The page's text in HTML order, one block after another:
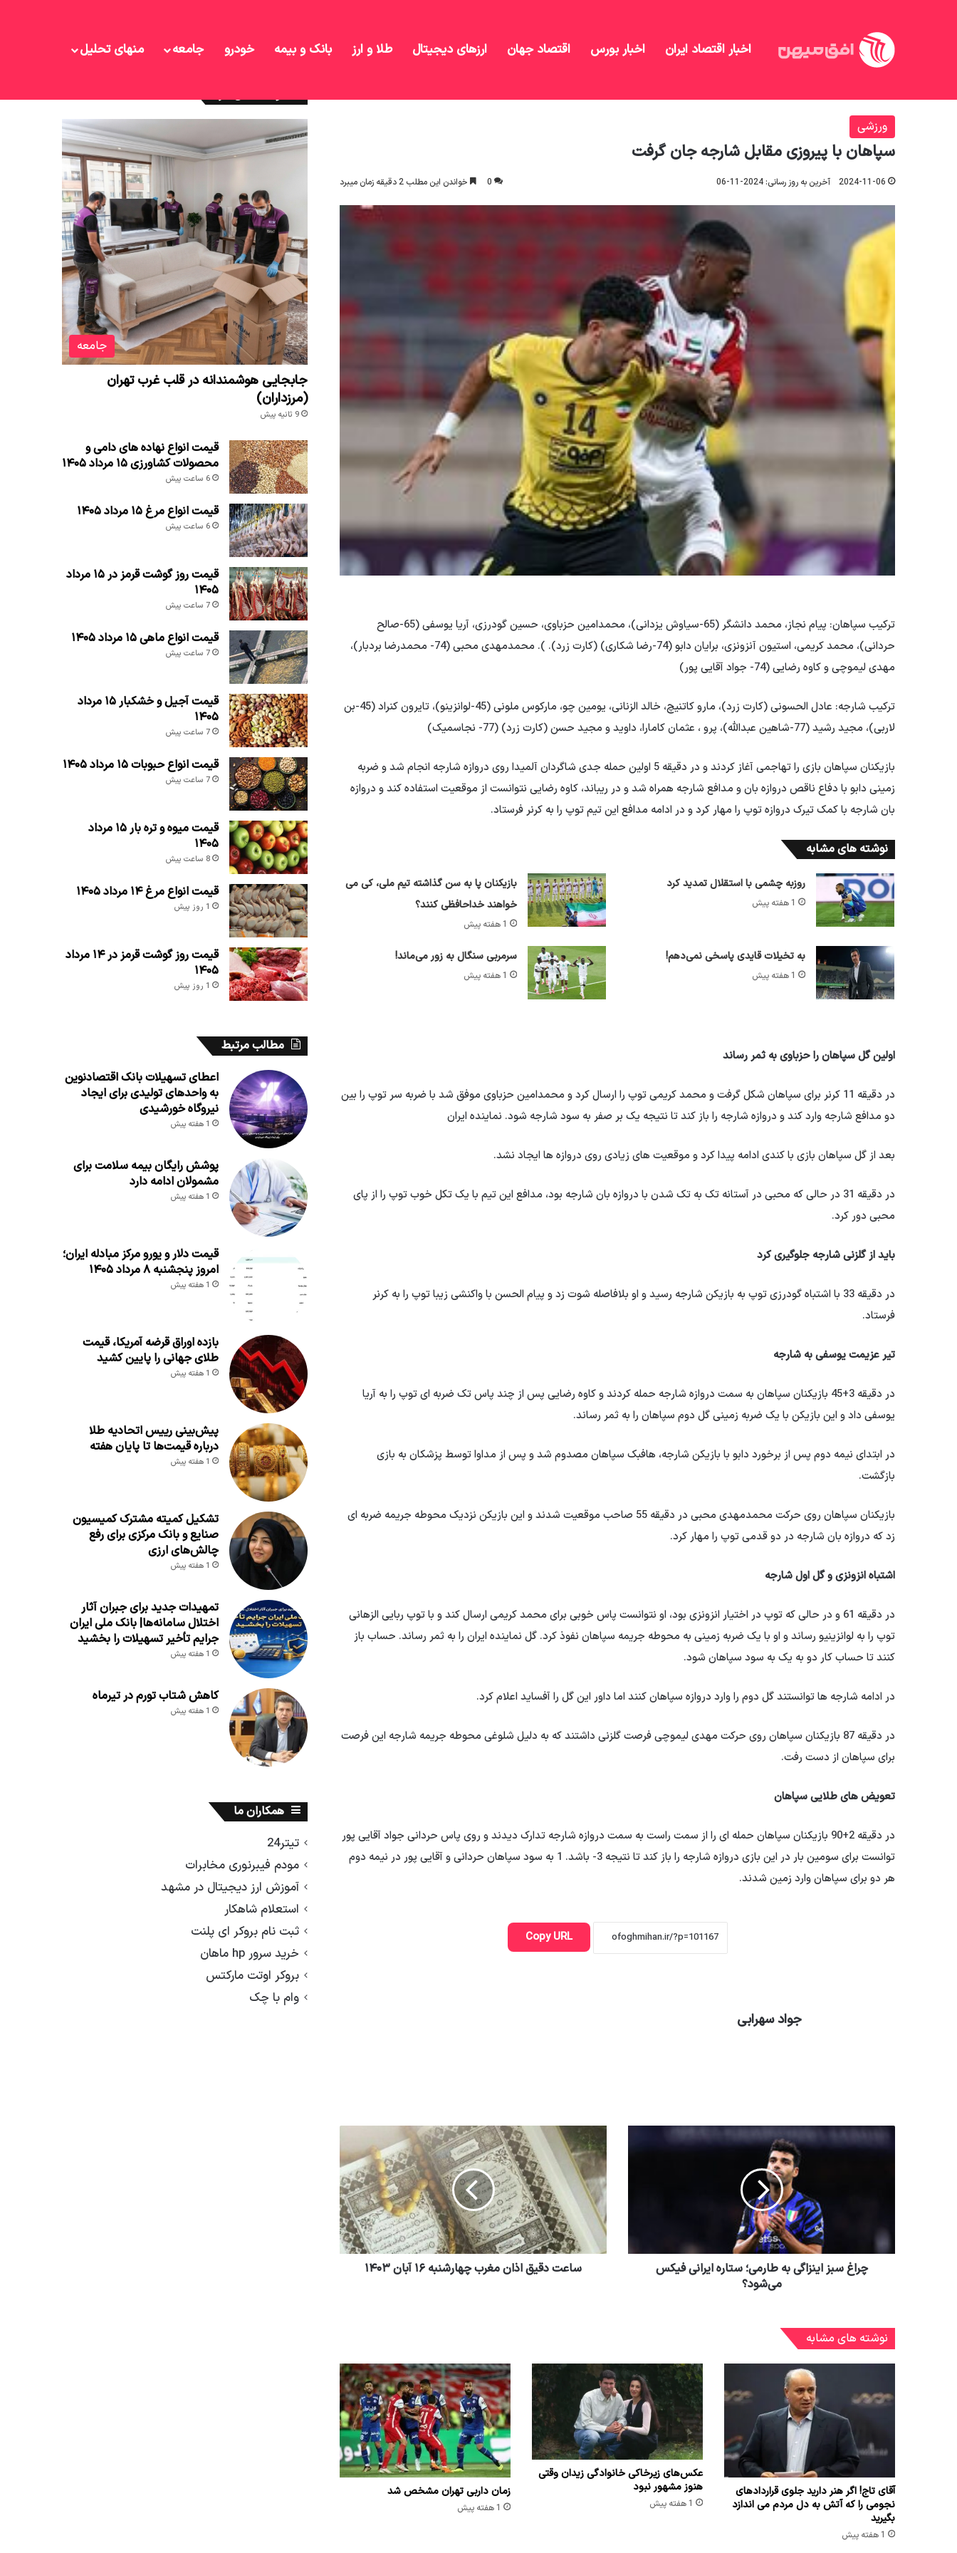
اخبار اقتصاد ایران اخبار بورس اقتصاد جهان ارزهای دیجیتال طلا و ارز بانک و بیمه خودرو جامعه منهای تحلیل
ورزشی
سپاهان با پیروزی مقابل شارجه جان گرفت
2024-11-06 آخرین به روز رسانی: 2024-11-06 0 خواندن این مطلب 2 دقیقه زمان میبرد
ترکیب سپاهان: پیام نجاز، محمد دانشگر (65-سیاوش یزدانی)، محمدامین حزباوی، حسین گودرزی، آریا یوسفی (65-صالح
حردانی)، محمد کریمی، استیون آنزونزی، برایان دابو (74-رضا شکاری) (کارت زرد). ). محمدمهدی محبی (74- محمدرضا بردبار)،
مهدی لیموچی و کاوه رضایی (74- جواد آقایی پور)
ترکیب شارجه: عادل الحسونی (کارت زرد)، مارو کاتنیچ، خالد الزنانی، یومین چو، مارکوس ملونی (45-لوانزینو)، تایرون کنراد (45-بن
لاربی)، مجید رشید (77-شاهین عبدالله)، پرو ، عثمان کامارا، داوید و مجید حسن (کارت زرد) (77- نجاسمیک)
بازیکنان سپاهان بازی را تهاجمی آغاز کردند و در دقیقه 5 اولین حمله جدی شاگردان آلمیدا روی دروازه شارجه انجام شد و ضربه
زمینی دابو با دفاع ناقص دروازه بان و مدافع شارجه همراه شد و در ریباند، کاوه رضایی نتوانست از موقعیت استفاده کند و دروازه
بان شارجه با کمک تیرک دروازه توپ را مهار کرد و در ادامه مدافع این تیم توپ را به کرنر فرستاد.
نوشته های مشابه
روزبه چشمی با استقلال تمدید کرد
1 هفته پیش
بازیکنان پا به سن گذاشته تیم ملی، کی می
خواهند خداحافظی کنند؟
1 هفته پیش
به تخیلات قایدی پاسخی نمی‌دهم!
1 هفته پیش
سرمربی سنگال به زور می‌ماند!
1 هفته پیش
اولین گل سپاهان را حزباوی به ثمر رساند
در دقیقه 11 کرنر برای سپاهان شکل گرفت و محمد کریمی توپ را ارسال کرد و محمدامین حزباوی موفق شد با ضربه سر توپ را بین
دو مدافع شارجه وارد کند و دروازه شارجه را باز کند تا نتیجه یک بر صفر به سود شارجه شود. نماینده ایران
بعد از گل سپاهان بازی با کندی ادامه پیدا کرد و موقعیت های زیادی روی دروازه ها ایجاد نشد.
در دقیقه 31 در حالی که محبی در آستانه تک به تک شدن با دروازه بان شارجه بود، مدافع این تیم با یک تکل خوب توپ را از پای
محبی دور کرد.
باید از گلزنی شارجه جلوگیری کرد
در دقیقه 33 با اشتباه گودرزی توپ به بازیکن شارجه رسید و او بلافاصله شوت زد و پیام الحسن با واکنشی زیبا توپ را به کرنر
فرستاد.
تیر عزیمت یوسفی به شارجه
در دقیقه 3+45 بازیکنان سپاهان به سمت دروازه شارجه حمله کردند و کاوه رضایی پس از چند پاس تک ضربه ای توپ را به آریا
یوسفی داد و این بازیکن با یک ضربه زمینی گل دوم سپاهان را به ثمر رساند.
در ابتدای نیمه دوم پس از برخورد دابو با بازیکن شارجه، هافبک سپاهان مصدوم شد و پس از مداوا توسط پزشکان به بازی
بازگشت.
بازیکنان سپاهان روی حرکت محمدمهدی محبی در دقیقه 55 صاحب موقعیت شدند و این بازیکن نزدیک محوطه جریمه ضربه ای
زد که دروازه بان شارجه در دو قدمی توپ را مهار کرد.
اشتباه انزونزی و گل اول شارجه
در دقیقه 61 و در حالی که توپ در اختیار انزونزی بود، او نتوانست پاس خوبی برای محمد کریمی ارسال کند و با توپ ربایی الزهانی
توپ را به لوانزینیو رساند و او با یک ضربه زمینی به محوطه جریمه سپاهان نفوذ کرد. گل نماینده ایران را به ثمر رساند. حساب باز
کنند تا حساب کار دو به یک به سود سپاهان شود.
در ادامه شارجه ها توانستند گل دوم را وارد دروازه سپاهان کنند اما داور این گل را آفساید اعلام کرد.
در دقیقه 87 بازیکنان سپاهان روی حرکت مهدی لیموچی فرصت گلزنی داشتند که به دلیل شلوغی محوطه جریمه شارجه این فرصت
برای سپاهان از دست رفت.
تعویض های طلایی سپاهان
در دقیقه 2+90 بازیکنان سپاهان حمله ای را از سمت راست به سمت دروازه شارجه تدارک دیدند و روی پاس حردانی جواد آقایی پور
توانست برای سومین بار در این بازی دروازه شارجه را باز کند تا نتیجه 3- باشد. 1 به سود سپاهان حردانی و آقایی پور در نیمه دوم
هر دو برای سپاهان وارد زمین شدند.
Copy URL
جواد سهرابی
چراغ سبز اینزاگی به طارمی؛ ستاره ایرانی فیکس
می‌شود؟
ساعت دقیق اذان مغرب چهارشنبه ۱۶ آبان ۱۴۰۳
نوشته های مشابه
آقای تاج! اگر هنر دارید جلوی قراردادهای
نجومی را که آتش به دل مردم می اندازد
بگیرید
1 هفته پیش
عکس‌های زیرخاکی خانوادگی زیدان وقتی
هنوز مشهور نبود
1 هفته پیش
زمان داربی تهران مشخص شد
1 هفته پیش
جامعه
جابجایی هوشمندانه در قلب غرب تهران
(مرزداران)
9 ثانیه پیش
قیمت انواع نهاده های دامی و
محصولات کشاورزی ۱۵ مرداد ۱۴۰۵
6 ساعت پیش
قیمت انواع مرغ ۱۵ مرداد ۱۴۰۵
6 ساعت پیش
قیمت روز گوشت قرمز در ۱۵ مرداد
۱۴۰۵
7 ساعت پیش
قیمت انواع ماهی ۱۵ مرداد ۱۴۰۵
7 ساعت پیش
قیمت آجیل و خشکبار ۱۵ مرداد
۱۴۰۵
7 ساعت پیش
قیمت انواع حبوبات ۱۵ مرداد ۱۴۰۵
7 ساعت پیش
قیمت میوه و تره بار ۱۵ مرداد
۱۴۰۵
8 ساعت پیش
قیمت انواع مرغ ۱۴ مرداد ۱۴۰۵
1 روز پیش
قیمت روز گوشت قرمز در ۱۴ مرداد
۱۴۰۵
1 روز پیش
مطالب مرتبط
اعطای تسهیلات بانک اقتصادنوین
به واحدهای تولیدی برای ایجاد
نیروگاه خورشیدی
1 هفته پیش
پوشش رایگان بیمه سلامت برای
مشمولان ادامه دارد
1 هفته پیش
قیمت دلار و یورو مرکز مبادله ایران؛
امروز پنجشنبه ۸ مرداد ۱۴۰۵
1 هفته پیش
بازده اوراق قرضه آمریکا، قیمت
طلای جهانی را پایین کشید
1 هفته پیش
پیش‌بینی رییس اتحادیه طلا
درباره قیمت‌ها تا پایان هفته
1 هفته پیش
تشکیل کمیته مشترک کمیسیون
صنایع و بانک مرکزی برای رفع
چالش‌های ارزی
1 هفته پیش
تمهیدات جدید برای جبران آثار
اختلال سامانه‌ها| بانک ملی ایران
جرایم تأخیر تسهیلات را بخشید
1 هفته پیش
کاهش شتاب تورم در تیرماه
1 هفته پیش
همکاران ما
تیتر24
مودم فیبرنوری مخابرات
آموزش ارز دیجیتال در مشهد
استعلام شاهکار
ثبت نام بروکر ای پلنت
خرید سرور hp ماهان
بروکر اوتت مارکتس
وام با چک